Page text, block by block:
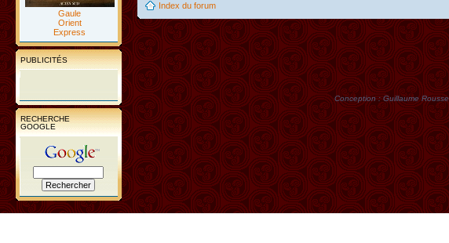
Gaule
Orient
Express
PUBLICITÉS
RECHERCHE
GOOGLE
Index du forum
Conception : Guillaume